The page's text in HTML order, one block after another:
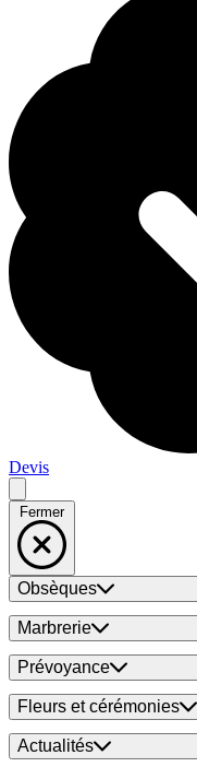
Devis
Fermer
Obsèques
Marbrerie
Prévoyance
Fleurs et cérémonies
Actualités